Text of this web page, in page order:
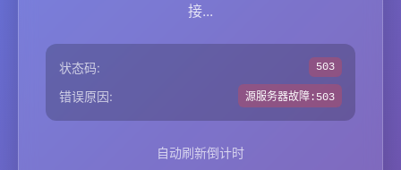
接...
状态码: 503
错误原因: 源服务器故障:503
自动刷新倒计时